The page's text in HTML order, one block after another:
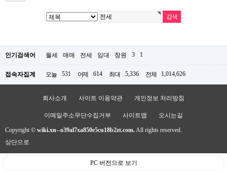
인기검색어 월세 매매 전세 임대 창원 3 1
접속자집계 오늘 531 어제 614 최대 5,336 전체 1,014,626
회사소개 사이트 이용약관 개인정보 처리방침
이메일주소무단수집거부 사이트맵 오시는길
Copyright © wiki.xn--o39al7xa850e5cu18b2zt.com.All rights reserved.
상단으로
PC 버전으로 보기